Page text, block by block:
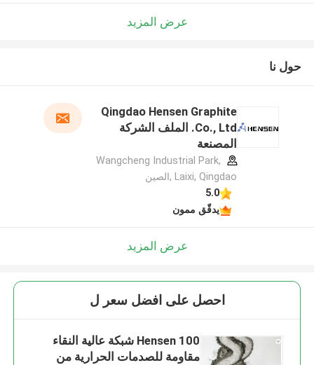
عرض المزيد
حول نا
Qingdao Hensen Graphite
Co., Ltd. الملف الشركة
المصنعة
Wangcheng Industrial Park,
Laixi, Qingdao ,الصين
5.0
يدقّق ممون
عرض المزيد
احصل على افضل سعر ل
Hensen 100 شبكة عالية النقاء
مقاومة للصدمات الحرارية من